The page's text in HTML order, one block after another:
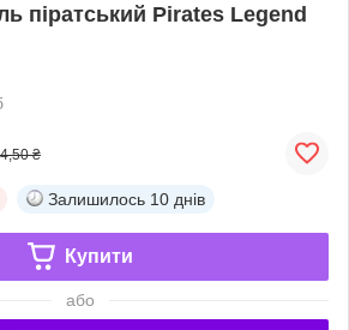
піратський Pirates Legend
₴
Залишилось 10 днів
Купити
або